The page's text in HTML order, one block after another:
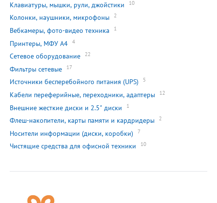
Клавиатуры, мышки, рули, джойстики 10
Колонки, наушники, микрофоны 2
Вебкамеры, фото-видео техника 1
Принтеры, МФУ А4 4
Сетевое оборудование 22
Фильтры сетевые 17
Источники бесперебойного питания (UPS) 5
Кабели переферийные, переходники, адаптеры 12
Внешние жесткие диски и 2.5" диски 1
Флеш-накопители, карты памяти и кардридеры 2
Носители информации (диски, коробки) 7
Чистящие средства для офисной техники 10